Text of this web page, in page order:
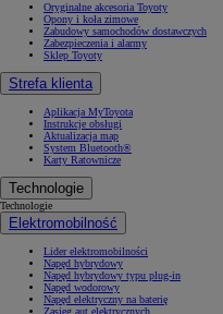
Oryginalne akcesoria Toyoty
Opony i koła zimowe
Zabudowy samochodów dostawczych
Zabezpieczenia i alarmy
Sklep Toyoty
Strefa klienta
Aplikacja MyToyota
Instrukcje obsługi
Aktualizacja map
System Bluetooth®
Karty Ratownicze
Technologie
Technologie
Elektromobilność
Lider elektromobilności
Napęd hybrydowy
Napęd hybrydowy typu plug-in
Napęd wodorowy
Napęd elektryczny na baterię
Zasięg aut elektrycznych